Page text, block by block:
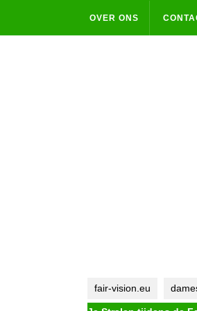
content
OVER ONS
fair-vision.eu